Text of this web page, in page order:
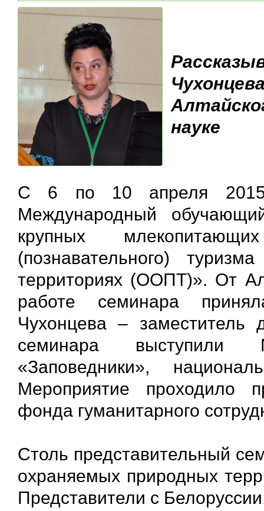
науке
С 6 по 10 апреля 2015
Международный
крупных
(познавательного)
территориях (ООПТ)». От
работе семинара
Чухонцева – заместитель
семинара выступили
«Заповедники»,
Мероприятие проходило
фонда гуманитарного
Столь представительный
охраняемых природных
Представители с